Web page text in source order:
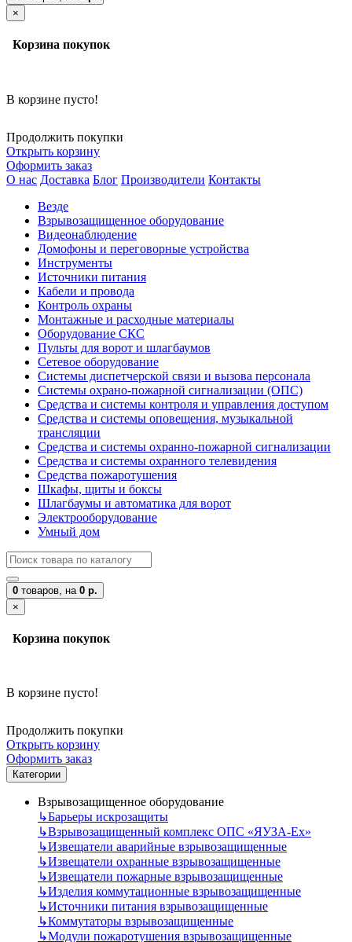
×
Корзина покупок
В корзине пусто!
Продолжить покупки
Открыть корзину
Оформить заказ
О нас Доставка Блог Производители Контакты
Везде
Взрывозащищенное оборудование
Видеонаблюдение
Домофоны и переговорные устройства
Инструменты
Источники питания
Кабели и провода
Контроль охраны
Монтажные и расходные материалы
Оборудование СКС
Пульты для ворот и шлагбаумов
Сетевое оборудование
Системы диспетчерской связи и вызова персонала
Системы охрано-пожарной сигнализации (ОПС)
Средства и системы контроля и управления доступом
Средства и системы оповещения, музыкальной
трансляции
Средства и системы охранно-пожарной сигнализации
Средства и системы охранного телевидения
Средства пожаротушения
Шкафы, щиты и боксы
Шлагбаумы и автоматика для ворот
Электрооборудование
Умный дом
0 товаров, на 0 р.
×
Корзина покупок
В корзине пусто!
Продолжить покупки
Открыть корзину
Оформить заказ
Категории
Взрывозащищенное оборудование
↳Барьеры искрозащиты
↳Взрывозащищенный комплекс ОПС «ЯУЗА-Ех»
↳Извещатели аварийные взрывозащищенные
↳Извещатели охранные взрывозащищенные
↳Извещатели пожарные взрывозащищенные
↳Изделия коммутационные взрывозащищенные
↳Источники питания взрывозащищенные
↳Коммутаторы взрывозащищенные
↳Модули пожаротушения взрывозащищенные